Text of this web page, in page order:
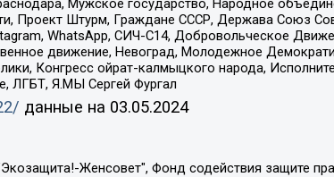
Мужское государство, Народное
Проект Штурм, Граждане СССР, Держава Союз
WhatsApp, СИЧ-С14, Добровольческое
движение, Невоград, Молодежное
Конгресс ойрат-калмыцкого народа,
ЛГБТ, Я.МЫ Сергей Фургал
данные на 03.05.2024
"Институт права и публичной политики", Баданин Роман Сергеевич, Гликин Максим Александрович, Железнова Мария Михайловна, Лукьянова Юлия Сергеевна, Маетная Елизавета Витальевна, Маняхин Петр Борисович, Чуракова Ольга Владимировна, Ярош Юлия Петровна, Юридическое лицо "The Insider SIA", зарегистрированное в Риге, Латвийская Республика (дата регистрации 26.06.2015), являющееся администратором доменного имени интернет-издания "The Insider SIA", https://theins.ru, Постернак Алексей Евгеньевич, Рубин Михаил Аркадьевич, Анин Роман Александрович, Юридическое лицо Istories fonds, зарегистрированное в Латвийской Республике (регистрационный номер 50008295751, дата регистрации 24.02.2020), Великовский Дмитрий Александрович, Долинина Ирина Николаевна, Мароховская Алеся Алексеевна, Шлейнов Роман Юрьевич, Шмагун Олеся Валентиновна, Общество с ограниченной ответственностью "Альтаир 2021", Общество с ограниченной ответственностью "Вега 2021", Общество с ограниченной ответственностью "Главный редактор 2021", Общество с ограниченной ответственностью "Ромашки монолит", Важенков Артем Валерьевич, Ивановская областная общественная организация "Центр гендерных исследований", Гурман Юрий Альбертович, Медиапроект "ОВД-Инфо", Егоров Владимир Владимирович, Жилинский Владимир Александрович, Общество с ограниченной ответственностью "ЗП", Иванова София Юрьевна, Карезина Инна Павловна, Кильтау Екатерина Викторовна, Петров Алексей Викторович, Пискунов Сергей Евгеньевич, Смирнов Сергей Сергеевич, Тихонов Михаил Сергеевич, Общество с ограниченной ответственностью "ЖУРНАЛИСТ-ИНОСТРАННЫЙ АГЕНТ", Арапова Галина Юрьевна, Вольтская Татьяна Анатольевна, Американская компания "Mason G.E.S. Anonymous Foundation" (США), являющаяся владельцем интернет-издания https://mnews.world/, Компания "Stichting Bellingcat", зарегистрированная в Нидерландах (дата регистрации 11.07.2018), Захаров Андрей Вячеславович, Клепиковская Екатерина Дмитриевна, Общество с ограниченной ответственностью "МЕМО", Перл Роман Александрович, Симонов Евгений Алексеевич, Соловьева Елена Анатольевна, Сотников Даниил Владимирович, Сурначева Елизавета Дмитриевна, Автономная некоммерческая организация по защите прав человека и информированию населения "Якутия – Наше Мнение", Общество с ограниченной ответственностью "Москоу диджитал медиа", с 26.01.2023 Общество с ограниченной ответственностью "Чайка Белые сады", Ветошкина Валерия Валерьевна, Заговора Максим Александрович, Межрегиональное общественное движение "Российская ЛГБТ - сеть", Оленичев Максим Владимирович, Павлов Иван Юрьевич, Скворцова Елена Сергеевна, Общество с ограниченной ответственностью "Как бы инагент", Кочетков Игорь Викторович, Общество с ограниченной ответственностью "Честные выборы", Еланчик Олег Александрович, Общество с ограниченной ответственностью "Нобелевский призыв", Гималова Регина Эмилевна, Григорьев Андрей Валерьевич, Григорьева Алина Александровна, Ассоциация по содействию защите прав призывников, альтернативнослужащих и военнослужащих "Правозащитная группа